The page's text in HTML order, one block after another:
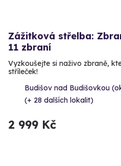
Zážitková střelba:
11 zbraní
Vyzkoušejte si naživo zbraně,
stříleček!
Budišov nad Budišovkou
(+ 28 dalších lokalit)
2 999 Kč